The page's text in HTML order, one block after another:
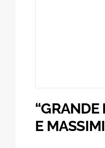
“GRANDE
E